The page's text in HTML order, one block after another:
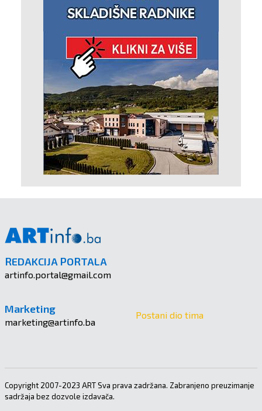
REDAKCIJA PORTALA
artinfo.portal@gmail.com
Marketing
marketing@artinfo.ba
Postani dio tima
Copyright 2007-2023 ART Sva prava zadržana. Zabranjeno preuzimanje
sadržaja bez dozvole izdavača.